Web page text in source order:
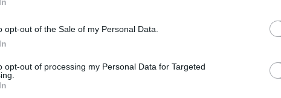
opt-out of the Sale of my Personal Data.
opt-out of processing my Personal Data for Targeted
7η Αυγούστου 626 μ.Χ.: Η
νύχτα που “γεννήθηκε”
στην
Κωνσταντινούπολη
Οι μισοί Έλληνες δεν
αντέχουν οικονομικά
ΔΙΕΘΝΗ
•